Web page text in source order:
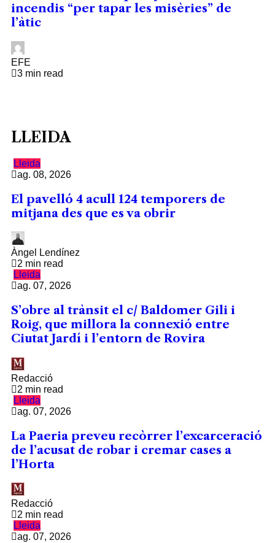
incendis “per tapar les misèries” de
l’àtic
EFE
3 min read
LLEIDA
Lleida
ag. 08, 2026
El pavelló 4 acull 124 temporers de
mitjana des que es va obrir
Àngel Lendínez
2 min read
Lleida
ag. 07, 2026
S’obre al trànsit el c/ Baldomer Gili i
Roig, que millora la connexió entre
Ciutat Jardí i l’entorn de Rovira
Redacció
2 min read
Lleida
ag. 07, 2026
La Paeria preveu recòrrer l’excarceració
de l’acusat de robar i cremar cases a
l’Horta
Redacció
2 min read
Lleida
ag. 07, 2026